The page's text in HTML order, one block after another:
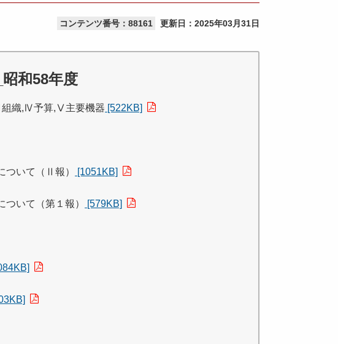
コンテンツ番号：88161 更新日： 2025年03月31日
和58年度
組織,Ⅳ予算,Ⅴ主要機器 [522KB]
ついて（Ⅱ報） [1051KB]
いて（第１報） [579KB]